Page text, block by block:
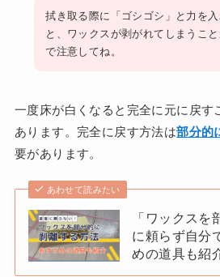
拭き取る際に「ゴシゴシ」と力を
と、ワックスが剥がれてしまうこ
で注意してね。
一度床が白くなると完全に元に戻す
あります。完全に戻す方法は部分的
要があります。
あわせて読みたい
「ワックスを
に頼らず自分
めの道具も紹